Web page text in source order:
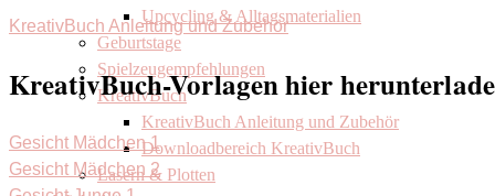
Upcycling & Alltagsmaterialien
Geburtstage
Spielzeugempfehlungen
KreativBuch
KreativBuch Anleitung und Zubehör
Downloadbereich KreativBuch
Lasern & Plotten
KreativBuch Anleitung und Zubehör
KreativBuch-Vorlagen hier
Gesicht Mädchen 1
Gesicht Mädchen 2